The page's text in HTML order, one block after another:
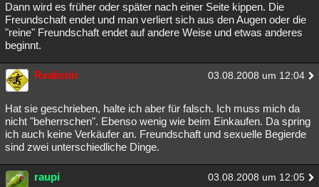
Dann wird es früher oder später nach einer Seite kippen. Die
Freundschaft endet und man verliert sich aus den Augen oder die
"reine" Freundschaft endet auf andere Weise und etwas anderes
beginnt.
Realistin 03.08.2008 um 12:04
Hat sie geschrieben, halte ich aber für falsch. Ich muss mich da
nicht "beherrschen". Ebenso wenig wie beim Einkaufen. Da spring
ich auch keine Verkäufer an. Freundschaft und sexuelle Begierde
sind zwei unterschiedliche Dinge.
raupi 03.08.2008 um 12:05